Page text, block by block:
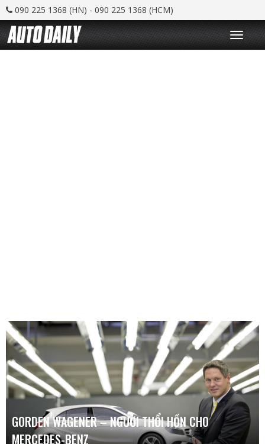
090 225 1368 (HN) - 090 225 1368 (HCM)
T
o
g
GORDEN WAGENER – NGƯỜI THỔI HỒN CHO
MERCEDES-BENZ